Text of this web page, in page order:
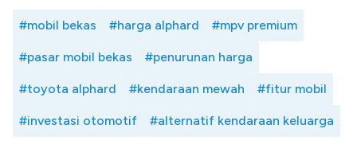
#mobil bekas #harga alphard #mpv premium
#pasar mobil bekas #penurunan harga
#toyota alphard #kendaraan mewah #fitur mobil
#investasi otomotif #alternatif kendaraan keluarga